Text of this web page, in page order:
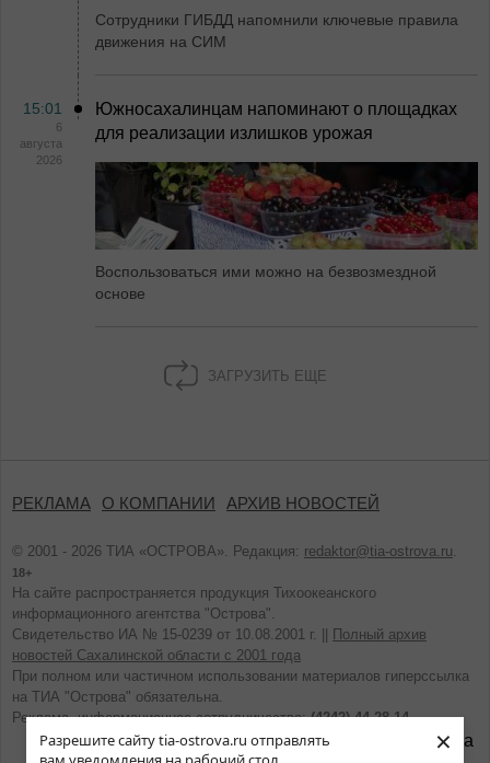
Разрешите сайту tia-ostrova.ru отправлять
×
Сотрудники ГИБДД напомнили ключевые правила
движения на СИМ
15:01
6
августа
2026
Южносахалинцам напоминают о площадках
для реализации излишков урожая
Воспользоваться ими можно на безвозмездной
основе
ЗАГРУЗИТЬ ЕЩЕ
РЕКЛАМА О КОМПАНИИ АРХИВ НОВОСТЕЙ
© 2001 - 2026 ТИА «ОСТРОВА». Редакция: redaktor@tia-ostrova.ru.
18+
На сайте распространяется продукция Тихоокеанского
информационного агентства "Острова".
Свидетельство ИА № 15-0239 от 10.08.2001 г. ||
Полный архив
новостей Сахалинской области с 2001 года
При полном или частичном использовании материалов гиперссылка
на ТИА "Острова" обязательна.
Реклама, информационное сотрудничество:(4242) 44-28-14.